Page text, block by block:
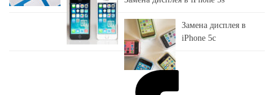
Замена дисплея в
iPhone 5c